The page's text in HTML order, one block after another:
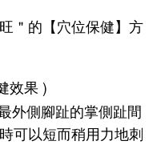
＂的【穴位保健】方
效果 )
外側腳趾的掌側趾間
可以短而稍用力地刺